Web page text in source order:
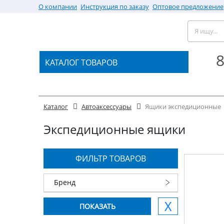
О компании Инструкция по заказу Оптовое предложение
КАТАЛОГ ТОВАРОВ
Каталог Автоаксессуары Ящики экспедиционные
Экспедиционные ящики
ФИЛЬТР ТОВАРОВ
Бренд